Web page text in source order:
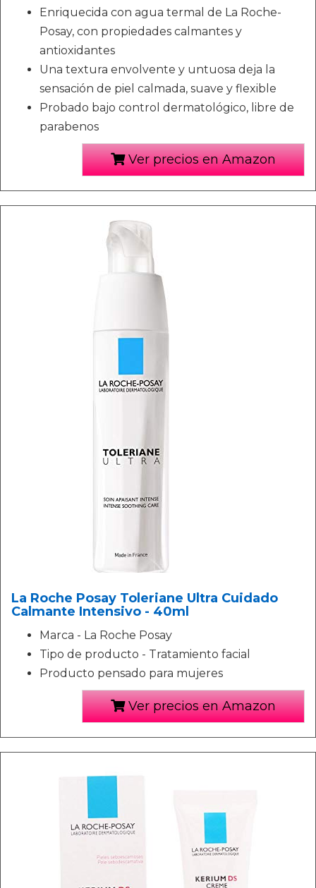
Enriquecida con agua termal de La Roche-
Posay, con propiedades calmantes y
antioxidantes
Una textura envolvente y untuosa deja la
sensación de piel calmada, suave y flexible
Probado bajo control dermatológico, libre de
parabenos
Ver precios en Amazon
La Roche Posay Toleriane Ultra Cuidado
Calmante Intensivo - 40ml
Marca - La Roche Posay
Tipo de producto - Tratamiento facial
Producto pensado para mujeres
Ver precios en Amazon